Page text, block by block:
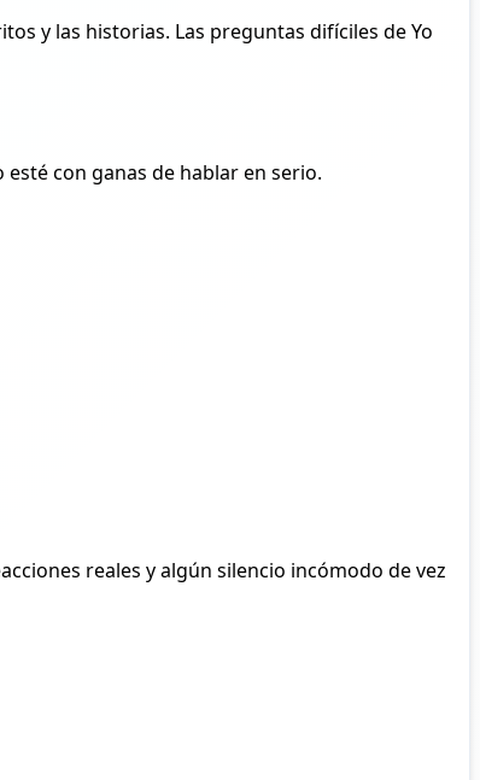
y las historias. Las preguntas difíciles de Yo
con ganas de hablar en serio.
reales y algún silencio incómodo de vez